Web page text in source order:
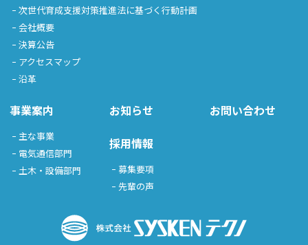
次世代育成支援対策推進法に基づく行動計画
会社概要
決算公告
アクセスマップ
沿革
事業案内
主な事業
電気通信部門
土木・設備部門
お知らせ
採用情報
募集要項
先輩の声
お問い合わせ